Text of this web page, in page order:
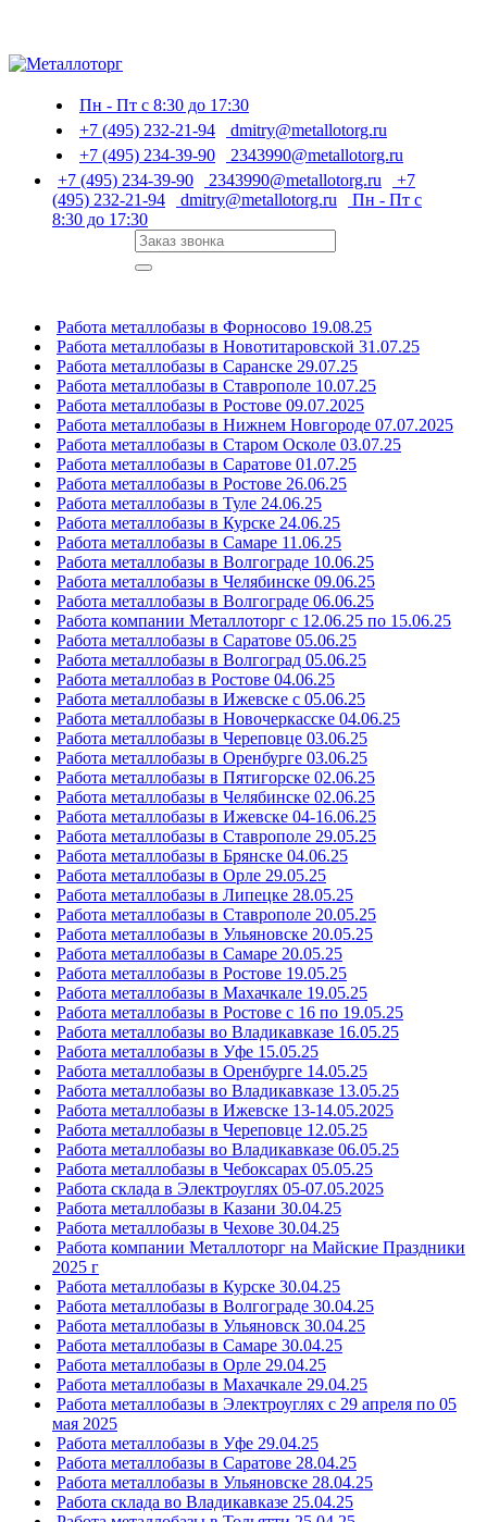
Пн - Пт с 8:30 до 17:30
+7 (495) 232-21-94
dmitry@metallotorg.ru
+7 (495) 234-39-90
2343990@metallotorg.ru
+7 (495) 234-39-90
2343990@metallotorg.ru
+7
(495) 232-21-94
dmitry@metallotorg.ru
Пн - Пт с
8:30 до 17:30
Работа металлобазы в Форносово 19.08.25
Работа металлобазы в Новотитаровской 31.07.25
Работа металлобазы в Саранске 29.07.25
Работа металлобазы в Ставрополе 10.07.25
Работа металлобазы в Ростове 09.07.2025
Работа металлобазы в Нижнем Новгороде 07.07.2025
Работа металлобазы в Старом Осколе 03.07.25
Работа металлобазы в Саратове 01.07.25
Работа металлобазы в Ростове 26.06.25
Работа металлобазы в Туле 24.06.25
Работа металлобазы в Курске 24.06.25
Работа металлобазы в Самаре 11.06.25
Работа металлобазы в Волгограде 10.06.25
Работа металлобазы в Челябинске 09.06.25
Работа металлобазы в Волгограде 06.06.25
Работа компании Металлоторг с 12.06.25 по 15.06.25
Работа металлобазы в Саратове 05.06.25
Работа металлобазы в Волгоград 05.06.25
Работа металлобаз в Ростове 04.06.25
Работа металлобазы в Ижевске с 05.06.25
Работа металлобазы в Новочеркасске 04.06.25
Работа металлобазы в Череповце 03.06.25
Работа металлобазы в Оренбурге 03.06.25
Работа металлобазы в Пятигорске 02.06.25
Работа металлобазы в Челябинске 02.06.25
Работа металлобазы в Ижевске 04-16.06.25
Работа металлобазы в Ставрополе 29.05.25
Работа металлобазы в Брянске 04.06.25
Работа металлобазы в Орле 29.05.25
Работа металлобазы в Липецке 28.05.25
Работа металлобазы в Ставрополе 20.05.25
Работа металлобазы в Ульяновске 20.05.25
Работа металлобазы в Самаре 20.05.25
Работа металлобазы в Ростове 19.05.25
Работа металлобазы в Махачкале 19.05.25
Работа металлобазы в Ростове с 16 по 19.05.25
Работа металлобазы во Владикавказе 16.05.25
Работа металлобазы в Уфе 15.05.25
Работа металлобазы в Оренбурге 14.05.25
Работа металлобазы во Владикавказе 13.05.25
Работа металлобазы в Ижевске 13-14.05.2025
Работа металлобазы в Череповце 12.05.25
Работа металлобазы во Владикавказе 06.05.25
Работа металлобазы в Чебоксарах 05.05.25
Работа склада в Электроуглях 05-07.05.2025
Работа металлобазы в Казани 30.04.25
Работа металлобазы в Чехове 30.04.25
Работа компании Металлоторг на Майские Праздники
2025 г
Работа металлобазы в Курске 30.04.25
Работа металлобазы в Волгограде 30.04.25
Работа металлобазы в Ульяновск 30.04.25
Работа металлобазы в Самаре 30.04.25
Работа металлобазы в Орле 29.04.25
Работа металлобазы в Махачкале 29.04.25
Работа металлобазы в Электроуглях с 29 апреля по 05
мая 2025
Работа металлобазы в Уфе 29.04.25
Работа металлобазы в Саратове 28.04.25
Работа металлобазы в Ульяновске 28.04.25
Работа склада во Владикавказе 25.04.25